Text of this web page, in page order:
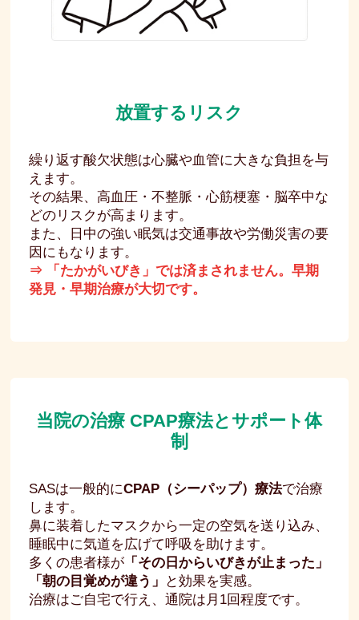
放置するリスク
繰り返す酸欠状態は心臓や血管に大きな負担を与
えます。
その結果、高血圧・不整脈・心筋梗塞・脳卒中な
どのリスクが高まります。
また、日中の強い眠気は交通事故や労働災害の要
因にもなります。
⇒ 「たかがいびき」では済まされません。早期
発見・早期治療が大切です。
当院の治療 CPAP療法とサポート体
制
SASは一般的にCPAP（シーパップ）療法で治療
します。
鼻に装着したマスクから一定の空気を送り込み、
睡眠中に気道を広げて呼吸を助けます。
多くの患者様が「その日からいびきが止まった」
「朝の目覚めが違う」
と効果を実感。
治療はご自宅で行え、通院は月1回程度です。